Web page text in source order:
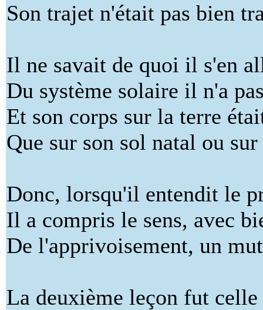
Son trajet n'était pas bien
Il ne savait de quoi il s'en
Du système solaire il n'a
Et son corps sur la terre
Que sur son sol natal ou
Donc, lorsqu'il entendit le
Il a compris le sens, avec
De l'apprivoisement, un
La deuxième leçon fut celle